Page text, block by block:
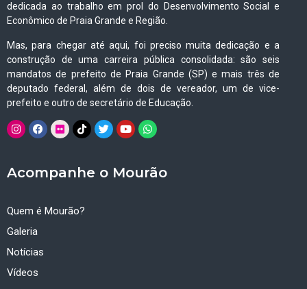
dedicada ao trabalho em prol do Desenvolvimento Social e
Econômico de Praia Grande e Região.
Mas, para chegar até aqui, foi preciso muita dedicação e a
construção de uma carreira pública consolidada: são seis
mandatos de prefeito de Praia Grande (SP) e mais três de
deputado federal, além de dois de vereador, um de vice-
prefeito e outro de secretário de Educação.
Acompanhe o Mourão
Quem é Mourão?
Galeria
Notícias
Vídeos